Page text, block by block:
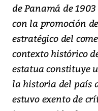
de Panamá de
con la promoción
estratégico del
contexto histórico
estatua constituye
la historia del país
estuvo exento de